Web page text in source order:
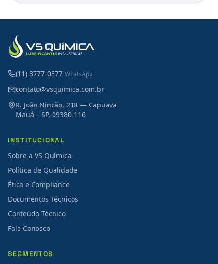
(11) 3777-0377 WhatsApp
contato@vsquimica.com.br
R. João Nincão, 218 — Capuava
Mauá – SP, 09380-116
INSTITUCIONAL
Sobre a VS Química
Política de Qualidade
Ética e Compliance
Documentos Técnicos
Conteúdo Técnico
Fale Conosco
SEGMENTOS